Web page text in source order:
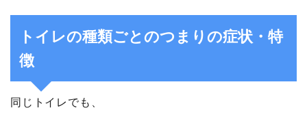
トイレの種類ごとのつまりの症状・特
徴
同じトイレでも、